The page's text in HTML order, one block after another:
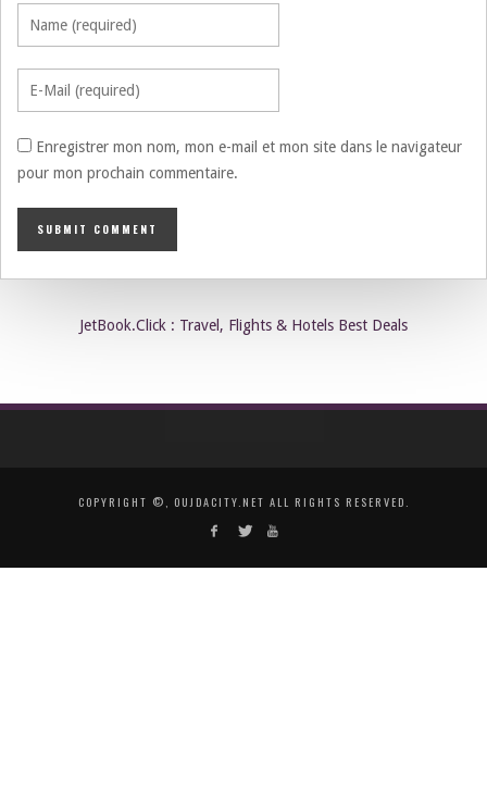
Enregistrer mon nom, mon e-mail et mon site dans le navigateur
pour mon prochain commentaire.
JetBook.Click : Travel, Flights & Hotels Best Deals
COPYRIGHT ©, OUJDACITY.NET ALL RIGHTS RESERVED.